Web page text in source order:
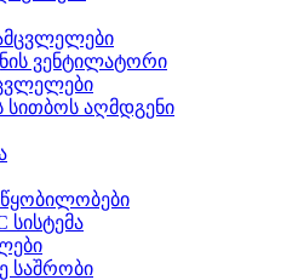
ვენტილატორი
სითბოს აღმდგენი
სისტემა
საშრობი